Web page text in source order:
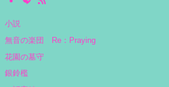
小説
無音の楽団 Re：Praying
花園の墓守
銀鈴檻